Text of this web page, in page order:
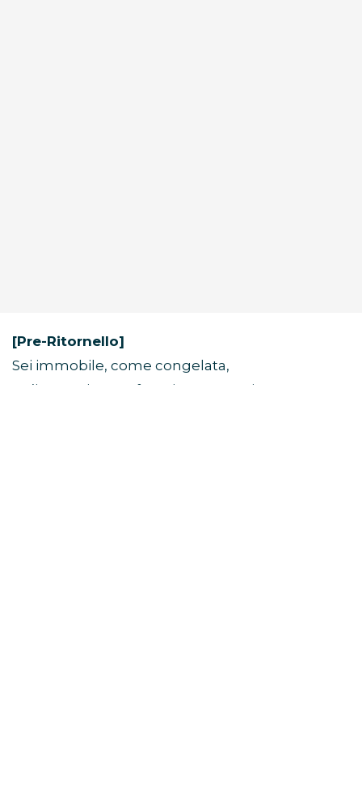
[Pre-Ritornello]
Sei immobile, come congelata,
un’immagine perfetta in una cornice.